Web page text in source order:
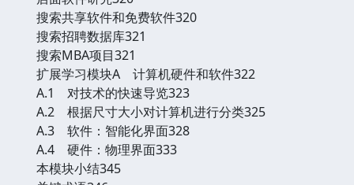
搜索共享软件和免费软件320
搜索招聘数据库321
搜索MBA项目321
扩展学习模块A 计算机硬件和软件322
A.1 对技术的快速导览323
A.2 根据尺寸大小对计算机进行分类325
A.3 软件：智能化界面328
A.4 硬件：物理界面333
本模块小结345